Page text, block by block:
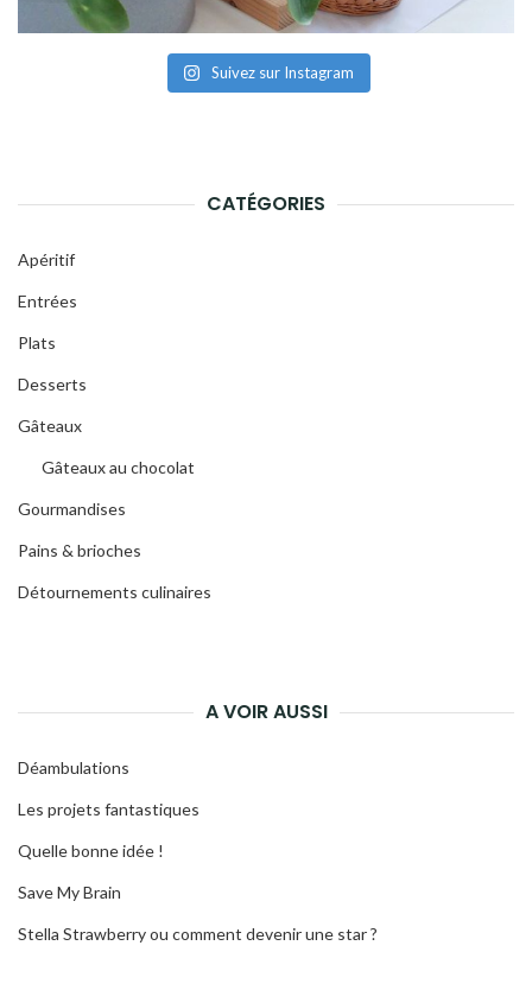
Suivez sur Instagram
CATÉGORIES
Apéritif
Entrées
Plats
Desserts
Gâteaux
Gâteaux au chocolat
Gourmandises
Pains & brioches
Détournements culinaires
A VOIR AUSSI
Déambulations
Les projets fantastiques
Quelle bonne idée !
Save My Brain
Stella Strawberry ou comment devenir une star ?